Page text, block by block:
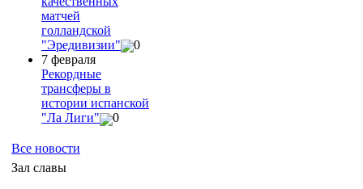
матчей
голландской
"Эредивизии"
0
7 февраля
Рекордные
трансферы в
истории испанской
"Ла Лиги"
0
Все новости
Зал славы